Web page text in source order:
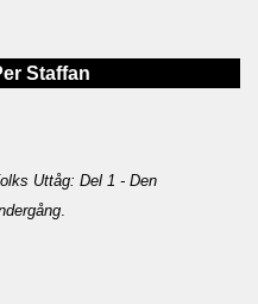
Staffan
Uttåg: Del 1 - Den